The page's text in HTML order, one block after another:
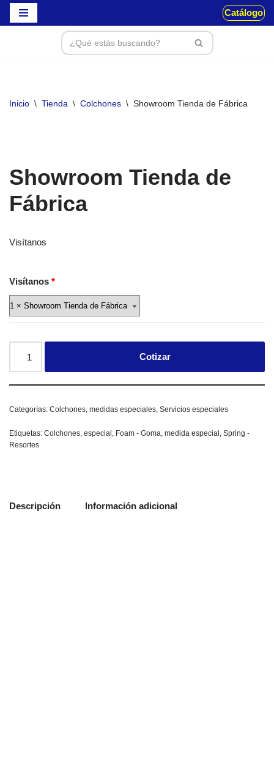
Catálogo
Inicio \ Tienda \ Colchones \ Showroom Tienda de Fábrica
Showroom Tienda de
Fábrica
Visítanos
Visítanos
Cotizar
Categorías: Colchones, medidas especiales, Servicios especiales
Etiquetas: Colchones, especial , Foam - Goma, medida especial , Spring -
Resortes
Descripción Información adicional